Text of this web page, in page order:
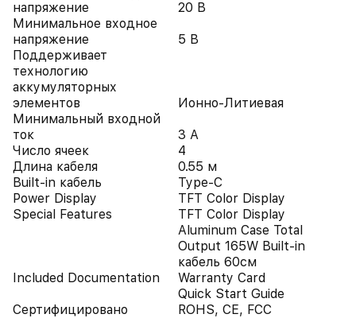
напряжение
20 В
Минимальное входное
напряжение
5 В
Поддерживает
технологию
аккумуляторных
элементов
Ионно-Литиевая
Минимальный входной
ток
3 А
Число ячеек
4
Длина кабеля
0.55 м
Built-in кабель
Type-C
Power Display
TFT Color Display
Special Features
TFT Color Display
Aluminum Case Total
Output 165W Built-in
кабель 60см
Included Documentation
Warranty Card
Quick Start Guide
Сертифицировано
ROHS, CE, FCC